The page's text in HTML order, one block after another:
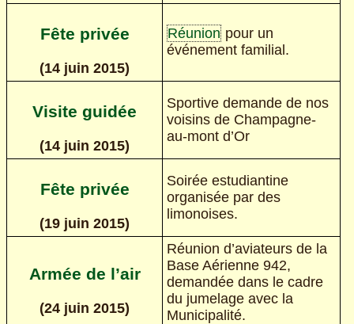
Fête privée
(14 juin 2015)
Réunion pour un
événement familial.
Visite guidée
(14 juin 2015)
Sportive demande de nos
voisins de Champagne-
au-mont d’Or
Fête privée
(19 juin 2015)
Soirée estudiantine
organisée par des
limonoises.
Armée de l’air
(24 juin 2015)
Réunion d’aviateurs de la
Base Aérienne 942,
demandée dans le cadre
du jumelage avec la
Municipalité.